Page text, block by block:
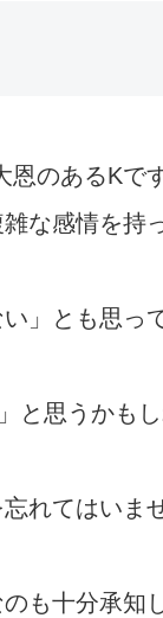
恩のあるKで
な感情を持
」とも思っ
と思うかもし
れてはいま
も十分承知